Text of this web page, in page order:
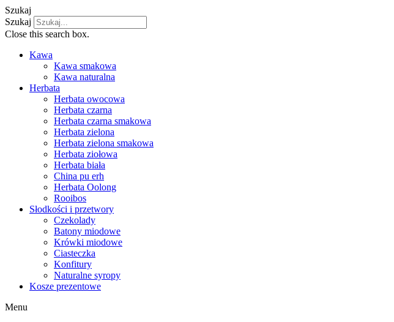
Szukaj
Szukaj
Close this search box.
Kawa
Kawa smakowa
Kawa naturalna
Herbata
Herbata owocowa
Herbata czarna
Herbata czarna smakowa
Herbata zielona
Herbata zielona smakowa
Herbata ziołowa
Herbata biała
China pu erh
Herbata Oolong
Rooibos
Słodkości i przetwory
Czekolady
Batony miodowe
Krówki miodowe
Ciasteczka
Konfitury
Naturalne syropy
Kosze prezentowe
Menu